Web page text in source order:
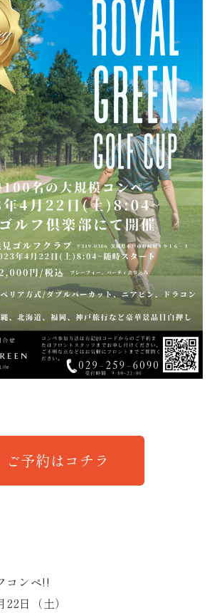
ご予約はコチラ
コンペ!!
日（土）